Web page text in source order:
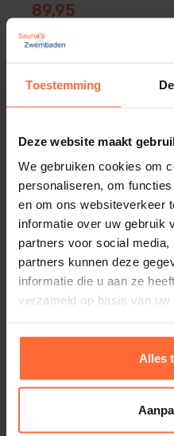
Toestemming
Deze website maakt
We gebruiken cookies om
personaliseren, om
en om ons websiteverkeer
informatie over uw gebruik
partners voor social
partners kunnen deze
informatie die u aan ze
verzameld op basis van
Alles
89,95